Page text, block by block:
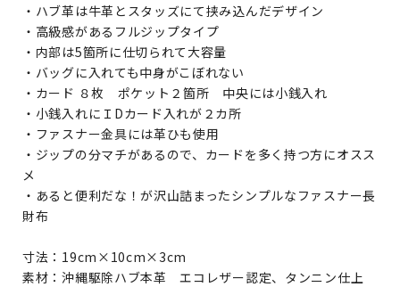
・ハブ革は牛革とスタッズにて挟み込んだデザイン
・高級感があるフルジップタイプ
・内部は5箇所に仕切られて大容量
・バッグに入れても中身がこぼれない
・カード ８枚 ポケット２箇所 中央には小銭入れ
・小銭入れにＩDカード入れが２カ所
・ファスナー金具には革ひも使用
・ジップの分マチがあるので、カードを多く持つ方にオスス
メ
・あると便利だな！が沢山詰まったシンプルなファスナー長
財布
寸法：19cm×10cm×3cm
素材：沖縄駆除ハブ本革 エコレザー認定、タンニン仕上